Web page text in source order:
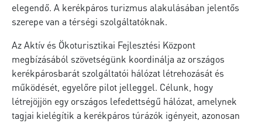
elegendő. A kerékpáros turizmus alakulásában jelentős
szerepe van a térségi szolgáltatóknak.
Az Aktív és Ökoturisztikai Fejlesztési Központ
megbízásából szövetségünk koordinálja az országos
kerékpárosbarát szolgáltatói hálózat létrehozását és
működését, egyelőre pilot jelleggel. Célunk, hogy
létrejöjjön egy országos lefedettségű hálózat, amelynek
tagjai kielégítik a kerékpáros túrázók igényeit, azonosan